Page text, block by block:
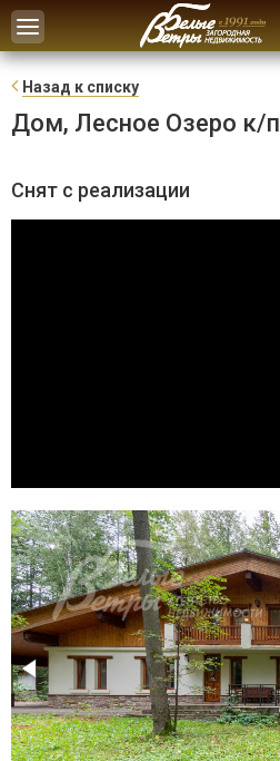
Toggle
navigation
Назад к списку
Дом, Лесное Озеро к/п
Снят с реализации